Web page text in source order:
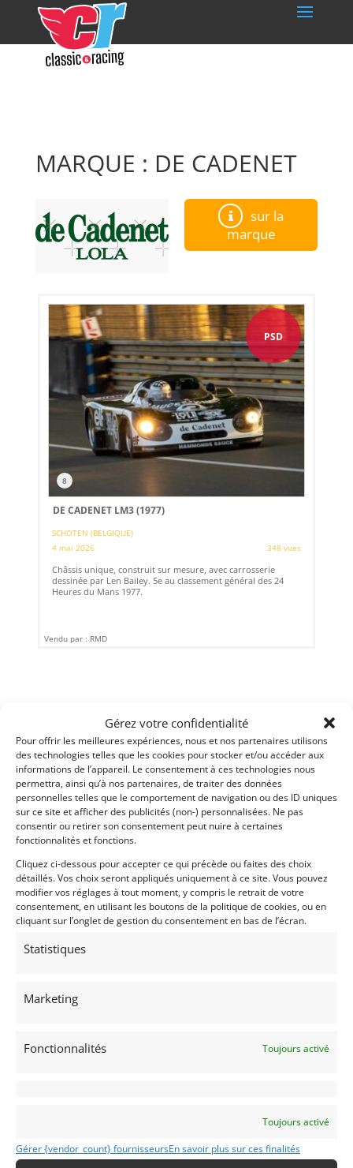
Gérez votre confidentialité
Pour offrir les meilleures expériences, nous et nos partenaires utilisons
des technologies telles que les cookies pour stocker et/ou accéder aux
informations de l’appareil. Le consentement à ces technologies nous
permettra, ainsi qu’à nos partenaires, de traiter des données
personnelles telles que le comportement de navigation ou des ID uniques
sur ce site et afficher des publicités (non-) personnalisées. Ne pas
consentir ou retirer son consentement peut nuire à certaines
fonctionnalités et fonctions.
Cliquez ci-dessous pour accepter ce qui précède ou faites des choix
détaillés. Vos choix seront appliqués uniquement à ce site. Vous pouvez
modifier vos réglages à tout moment, y compris le retrait de votre
consentement, en utilisant les boutons de la politique de cookies, ou en
cliquant sur l’onglet de gestion du consentement en bas de l’écran.
Statistiques
Marketing
Fonctionnalités Toujours activé
Toujours activé
Gérer {vendor_count} fournisseursEn savoir plus sur ces finalités
MARQUE : DE CADENET
sur la
marque
PSD
8
DE CADENET LM3 (1977)
SCHOTEN (BELGIQUE)
4 mai 2026
348 vues
Châssis unique, construit sur mesure, avec carrosserie
dessinée par Len Bailey. 5e au classement général des 24
Heures du Mans 1977.
Vendu par : RMD
Politique de cookies (UE)